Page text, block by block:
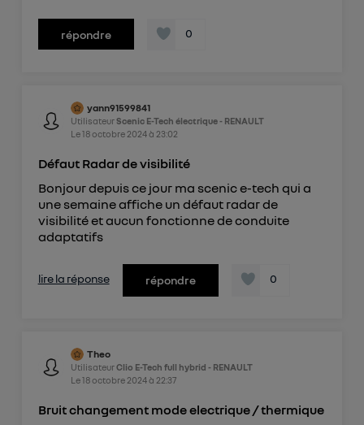
répondre 0
yann91599841
UtilisateurScenic E-Tech électrique - RENAULT
Le18 octobre 2024à 23:02
Défaut Radar de visibilité
Bonjour depuis ce jour ma scenic e-tech qui a
une semaine affiche un défaut radar de
visibilité et aucun fonctionne de conduite
adaptatifs
lire la réponse répondre 0
Theo
UtilisateurClio E-Tech full hybrid - RENAULT
Le18 octobre 2024à 22:37
Bruit changement mode electrique / thermique